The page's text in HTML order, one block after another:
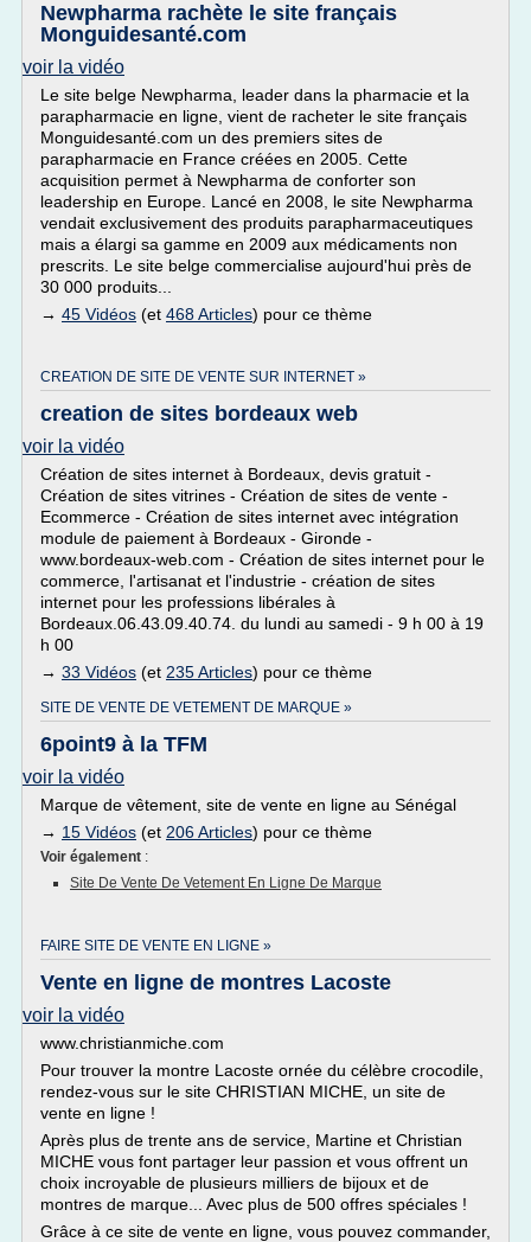
Newpharma rachète le site français
Monguidesanté.com
voir la vidéo
Le site belge Newpharma, leader dans la pharmacie et la
parapharmacie en ligne, vient de racheter le site français
Monguidesanté.com un des premiers sites de
parapharmacie en France créées en 2005. Cette
acquisition permet à Newpharma de conforter son
leadership en Europe. Lancé en 2008, le site Newpharma
vendait exclusivement des produits parapharmaceutiques
mais a élargi sa gamme en 2009 aux médicaments non
prescrits. Le site belge commercialise aujourd'hui près de
30 000 produits...
→ 45 Vidéos (et 468 Articles) pour ce thème
CREATION DE SITE DE VENTE SUR INTERNET »
creation de sites bordeaux web
voir la vidéo
Création de sites internet à Bordeaux, devis gratuit -
Création de sites vitrines - Création de sites de vente -
Ecommerce - Création de sites internet avec intégration
module de paiement à Bordeaux - Gironde -
www.bordeaux-web.com - Création de sites internet pour le
commerce, l'artisanat et l'industrie - création de sites
internet pour les professions libérales à
Bordeaux.06.43.09.40.74. du lundi au samedi - 9 h 00 à 19
h 00
→ 33 Vidéos (et 235 Articles) pour ce thème
SITE DE VENTE DE VETEMENT DE MARQUE »
6point9 à la TFM
voir la vidéo
Marque de vêtement, site de vente en ligne au Sénégal
→ 15 Vidéos (et 206 Articles) pour ce thème
Voir également :
Site De Vente De Vetement En Ligne De Marque
FAIRE SITE DE VENTE EN LIGNE »
Vente en ligne de montres Lacoste
voir la vidéo
www.christianmiche.com
Pour trouver la montre Lacoste ornée du célèbre crocodile,
rendez-vous sur le site CHRISTIAN MICHE, un site de
vente en ligne !
Après plus de trente ans de service, Martine et Christian
MICHE vous font partager leur passion et vous offrent un
choix incroyable de plusieurs milliers de bijoux et de
montres de marque... Avec plus de 500 offres spéciales !
Grâce à ce site de vente en ligne, vous pouvez commander,